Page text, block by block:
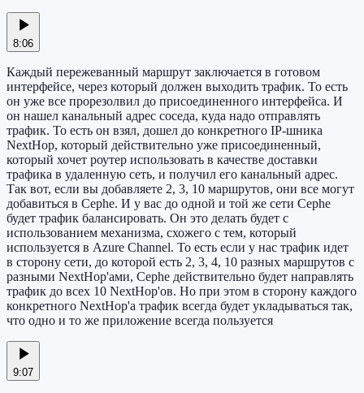
8:06
Каждый пережеванный маршрут заключается в готовом
интерфейсе, через который должен выходить трафик. То есть
он уже все прорезолвил до присоединенного интерфейса. И
он нашел канальный адрес соседа, куда надо отправлять
трафик. То есть он взял, дошел до конкретного IP-шника
NextHop, который действительно уже присоединенный,
который хочет роутер использовать в качестве доставки
трафика в удаленную сеть, и получил его канальный адрес.
Так вот, если вы добавляете 2, 3, 10 маршрутов, они все могут
добавиться в Cephe. И у вас до одной и той же сети Cephe
будет трафик балансировать. Он это делать будет с
использованием механизма, схожего с тем, который
используется в Azure Channel. То есть если у нас трафик идет
в сторону сети, до которой есть 2, 3, 4, 10 разных маршрутов с
разными NextHop'ами, Cephe действительно будет направлять
трафик до всех 10 NextHop'ов. Но при этом в сторону каждого
конкретного NextHop'а трафик всегда будет укладываться так,
что одно и то же приложение всегда пользуется
9:07